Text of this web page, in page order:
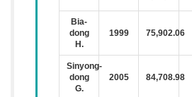
Bia-
dong
H.
1999 75,902.06
Sinyong-
dong
G.
2005 84,708.98